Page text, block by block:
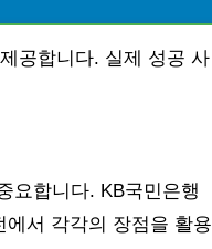
공합니다. 실제 성공 사
요합니다. KB국민은행
에서 각각의 장점을 활용